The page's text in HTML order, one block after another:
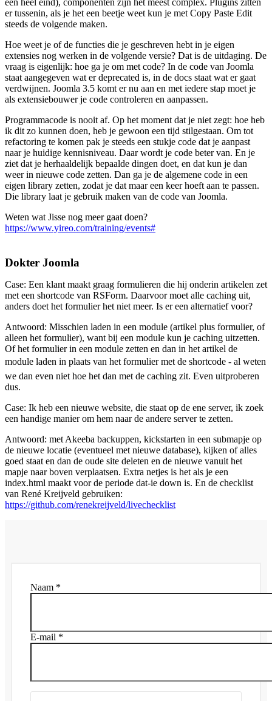
een heel eind), componenten zijn het meest complex. Plugins zitten
er tussenin, als je het een beetje weet kun je met Copy Paste Edit
steeds de volgende maken.
Hoe weet je of de functies die je geschreven hebt in je eigen
extensies nog werken in de volgende versie? Dat is de uitdaging. De
vraag is eigenlijk: hoe ga je om met code? In de code van Joomla
staat aangegeven wat er deprecated is, in de docs staat wat er gaat
verdwijnen. Joomla 3.5 komt er nu aan en met iedere stap moet je
als extensiebouwer je code controleren en aanpassen.
Programmacode is nooit af. Op het moment dat je niet zegt: hoe heb
ik dit zo kunnen doen, heb je gewoon een tijd stilgestaan. Om tot
refactoring te komen pak je steeds een stukje code dat je aanpast
naar je huidige kennisniveau. Daar wordt je code beter van. En je
ziet dat je herhaaldelijk bepaalde dingen doet, en dat kun je dan
weer in nieuwe code zetten. Dan ga je de algemene code in een
eigen library zetten, zodat je dat maar een keer hoeft aan te passen.
Die library laat je gebruik maken van de code van Joomla.
Weten wat Jisse nog meer gaat doen?
https://www.yireo.com/training/events#
Dokter Joomla
Case: Een klant maakt graag formulieren die hij onderin artikelen zet
met een shortcode van RSForm. Daarvoor moet alle caching uit,
anders doet het formulier het niet meer. Is er een alternatief voor?
Antwoord: Misschien laden in een module (artikel plus formulier, of
alleen het formulier), want bij een module kun je caching uitzetten.
Of het formulier in een module zetten en dan in het artikel de
module laden in plaats van het formulier met de shortcode - al weten
we dan even niet hoe het dan met de caching zit. Even uitproberen
dus.
Case: Ik heb een nieuwe website, die staat op de ene server, ik zoek
een handige manier om hem naar de andere server te zetten.
Antwoord: met Akeeba backuppen, kickstarten in een submapje op
de nieuwe locatie (eventueel met nieuwe database), kijken of alles
goed staat en dan de oude site deleten en de nieuwe vanuit het
mapje naar boven verplaatsen. Extra netjes is het als je een
index.html maakt voor de periode dat-ie down is. En de checklist
van René Kreijveld gebruiken:
https://github.com/renekreijveld/livechecklist
Naam *
E-mail *